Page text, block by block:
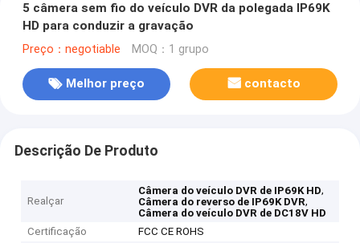
5 câmera sem fio do veículo DVR da polegada IP69K
HD para conduzir a gravação
Preço：negotiable MOQ：1 grupo
Melhor preço contacto
Descrição De Produto
Realçar
Câmera do veículo DVR de IP69K HD,
Câmera do reverso de IP69K DVR,
Câmera do veículo DVR de DC18V HD
Certificação
FCC CE ROHS